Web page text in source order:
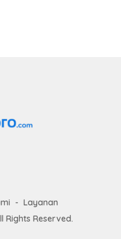
Layanan
Rights Reserved.